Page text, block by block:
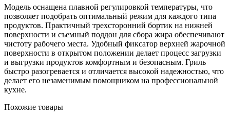
Модель оснащена плавной регулировкой температуры, что
позволяет подобрать оптимальный режим для каждого типа
продуктов. Практичный трехсторонний бортик на нижней
поверхности и съемный поддон для сбора жира обеспечивают
чистоту рабочего места. Удобный фиксатор верхней жарочной
поверхности в открытом положении делает процесс загрузки
и выгрузки продуктов комфортным и безопасным. Гриль
быстро разогревается и отличается высокой надежностью, что
делает его незаменимым помощником на профессиональной
кухне.
Похожие товары